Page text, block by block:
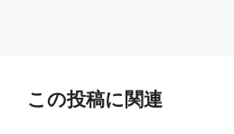
この投稿に関連